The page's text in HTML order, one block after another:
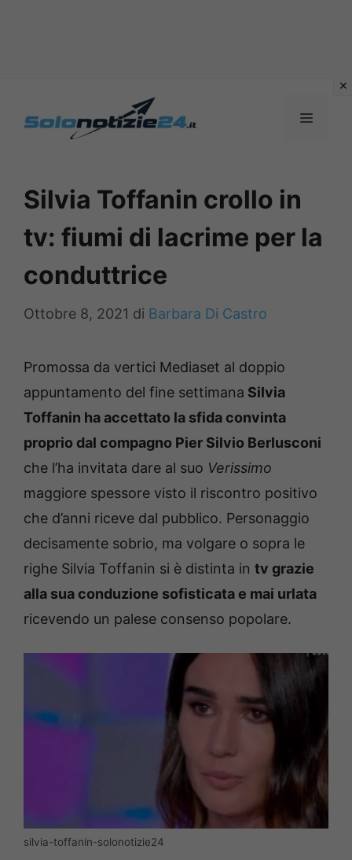
MENU
Silvia Toffanin crollo in
tv: fiumi di lacrime per la
conduttrice
Ottobre 8, 2021 di Barbara Di Castro
Promossa da vertici Mediaset al doppio
appuntamento del fine settimana Silvia
Toffanin ha accettato la sfida convinta
proprio dal compagno Pier Silvio Berlusconi
che l’ha invitata dare al suo Verissimo
maggiore spessore visto il riscontro positivo
che d’anni riceve dal pubblico. Personaggio
decisamente sobrio, ma volgare o sopra le
righe Silvia Toffanin si è distinta in tv grazie
alla sua conduzione sofisticata e mai urlata
ricevendo un palese consenso popolare.
silvia-toffanin-solonotizie24